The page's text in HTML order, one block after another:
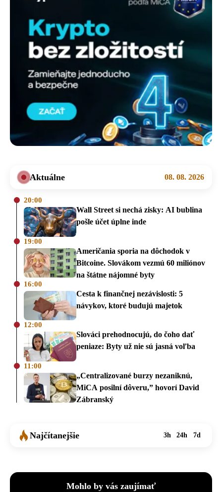
Aktuálne 08. 08. 2026
20:00
Wall Street si nechá zisky: AI bublina
pošle účet úplne inde
19:00
Američania sporia na dôchodok v
Bitcoine. Slovákom vezmú 60 miliónov
na štátne nájomné byty
16:00
Cesta k finančnej nezávislosti: 5
návykov, ktoré budujú majetok
12:00
Slováci prehodnocujú, do čoho dať
peniaze: Byty už nie sú jasná voľba
11:00
„Centralizované burzy nezaniknú,
MiCA posilní dôveru,” hovorí David
Zábranský
Najčítanejšie 3h 24h 7d
Mohlo by vás zaujímať